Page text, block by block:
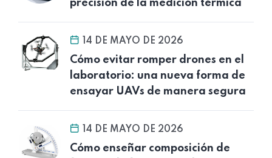
precisión de la medición térmica
14 DE MAYO DE 2026
Cómo evitar romper drones en el
laboratorio: una nueva forma de
ensayar UAVs de manera segura
14 DE MAYO DE 2026
Cómo enseñar composición de